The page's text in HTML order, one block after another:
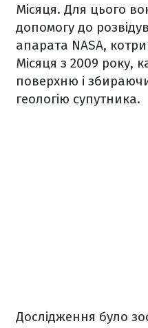
Місяця. Для цього
допомогу до
апарата NASA,
Місяця з 2009 року,
поверхню і
геологію супутника.
Дослідження було